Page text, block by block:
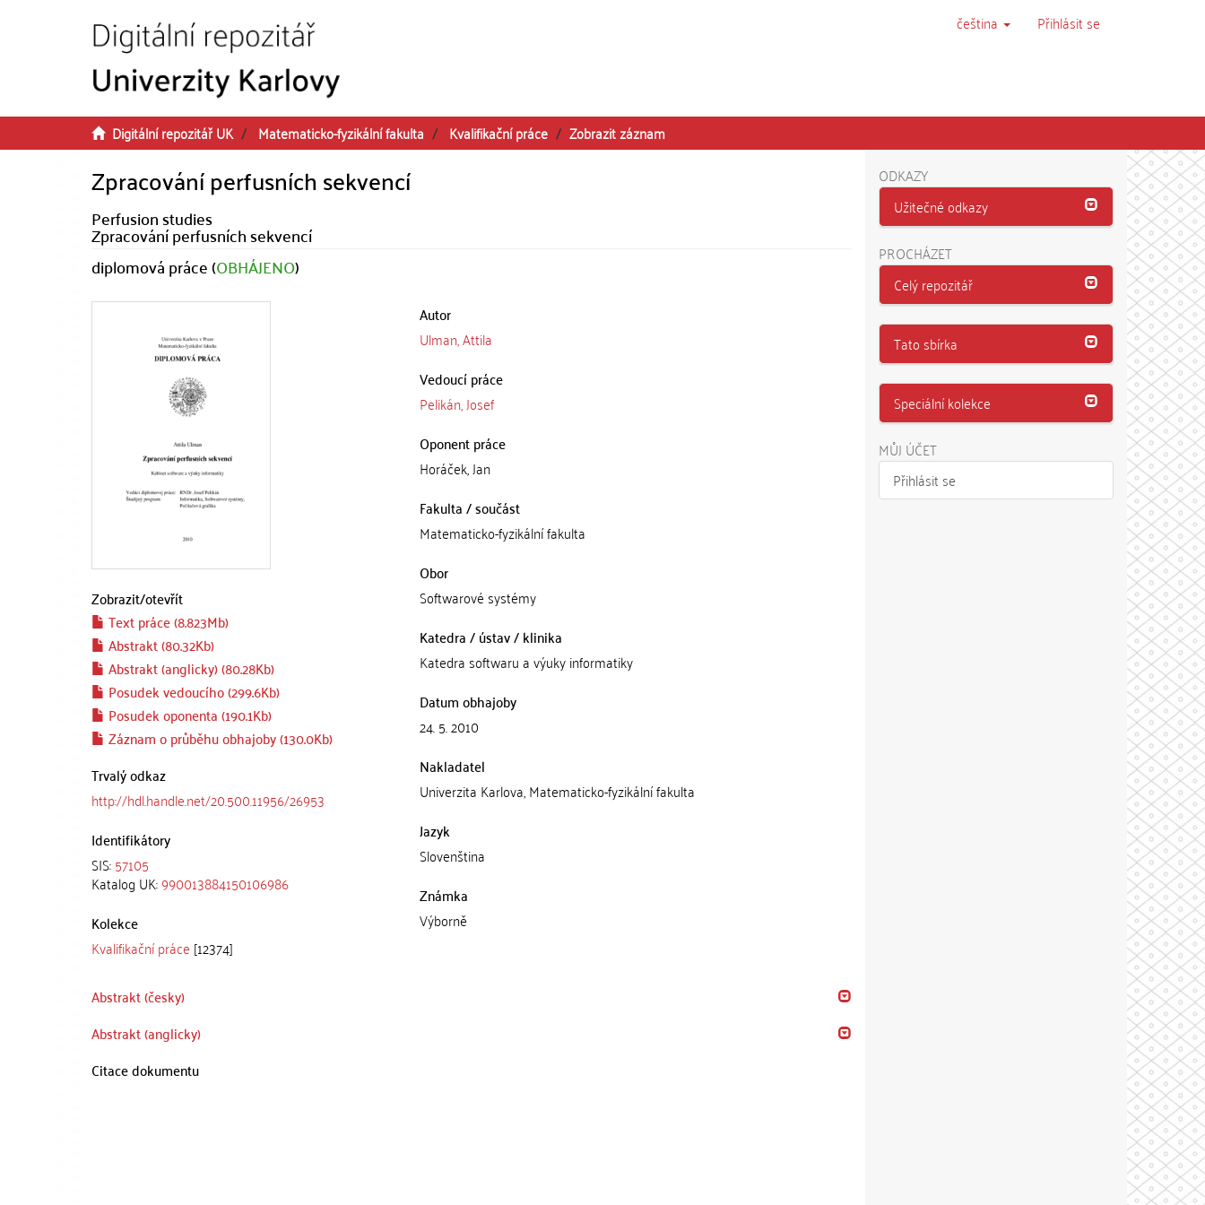
čeština Přihlásit se
Digitální repozitář UK Matematicko-fyzikální fakulta Kvalifikační práce Zobrazit záznam
Zpracování perfusních sekvencí
Perfusion studies
Zpracování perfusních sekvencí
diplomová práce (OBHÁJENO)
Zobrazit/otevřít
Text práce (8.823Mb)
Abstrakt (80.32Kb)
Abstrakt (anglicky) (80.28Kb)
Posudek vedoucího (299.6Kb)
Posudek oponenta (190.1Kb)
Záznam o průběhu obhajoby (130.0Kb)
Trvalý odkaz
http://hdl.handle.net/20.500.11956/26953
Identifikátory
SIS:57105
Katalog UK:990013884150106986
Kolekce
Kvalifikační práce [12374]
Autor
Ulman, Attila
Vedoucí práce
Pelikán, Josef
Oponent práce
Horáček, Jan
Fakulta / součást
Matematicko-fyzikální fakulta
Obor
Softwarové systémy
Katedra / ústav / klinika
Katedra softwaru a výuky informatiky
Datum obhajoby
24. 5. 2010
Nakladatel
Univerzita Karlova, Matematicko-fyzikální fakulta
Jazyk
Slovenština
Známka
Výborně
Abstrakt (česky)
Abstrakt (anglicky)
Citace dokumentu
ODKAZY
Užitečné odkazy
PROCHÁZET
Celý repozitář
Tato sbírka
Speciální kolekce
MŮJ ÚČET
Přihlásit se